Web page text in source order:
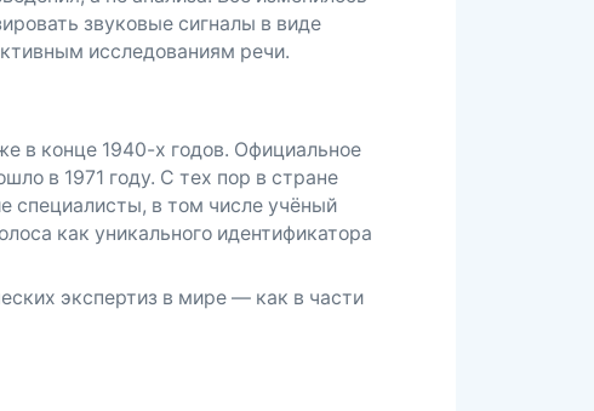
звуковые сигналы в виде
исследованиям речи.
в конце 1940-х годов. Официальное
в 1971 году. С тех пор в стране
специалисты, в том числе учёный
как уникального идентификатора
экспертиз в мире — как в части